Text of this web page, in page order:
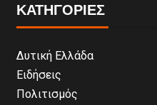
ΚΑΤΗΓΟΡΙΕΣ
Δυτική Ελλάδα
Ειδήσεις
Πολιτισμός